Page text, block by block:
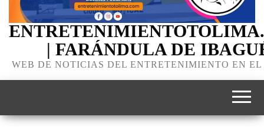
| FARÁNDULA DE
WEB DE NOTICIAS DEL ENTRETENIMIENTO EN